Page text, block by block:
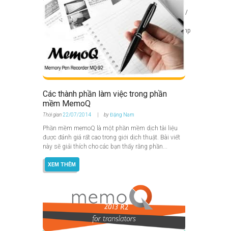
Các thành phần làm việc trong phần
mềm MemoQ
Thời gian22/07/2014 byĐặng Nam
Phần mềm memoQ là một phần mềm dịch tài liệu
được đánh giá rất cao trong giới dịch thuật. Bài viết
này sẽ giải thích cho các bạn thấy rằng phần...
XEM THÊM
bool in
/home/u425698080/domains/hoanggiatrang.com/
public_html/wp-
content/themes/education/fw/core/core.media.php